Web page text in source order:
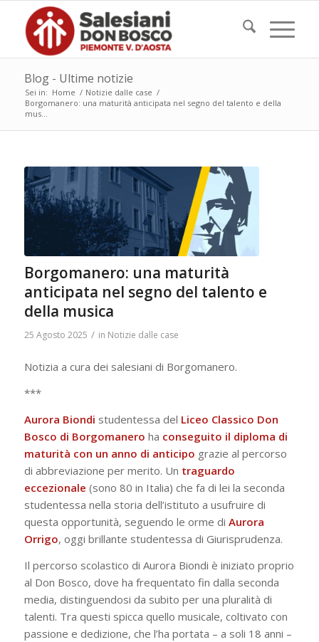
Blog - Ultime notizie
Sei in: Home / Notizie dalle case /
Borgomanero: una maturità anticipata nel segno del talento e della
mus...
Borgomanero: una maturità
anticipata nel segno del talento e
della musica
25 Agosto 2025 / in Notizie dalle case
Notizia a cura dei salesiani di Borgomanero.
***
Aurora Biondi studentessa del Liceo Classico Don
Bosco di Borgomanero ha conseguito il diploma di
maturità con un anno di anticipo grazie al percorso
di abbreviazione per merito. Un traguardo
eccezionale (sono 80 in Italia) che fa di lei la seconda
studentessa nella storia dell’istituto a usufruire di
questa opportunità, seguendo le orme di Aurora
Orrigo, oggi brillante studentessa di Giurisprudenza.
Il percorso scolastico di Aurora Biondi è iniziato proprio
al Don Bosco, dove ha frequentato fin dalla seconda
media, distinguendosi da subito per una pluralità di
talenti. Tra questi spicca quello musicale, coltivato con
passione e dedizione, che l’ha portata – a soli 18 anni –